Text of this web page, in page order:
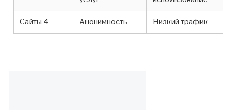
Сайты 4 Анонимность Низкий трафик